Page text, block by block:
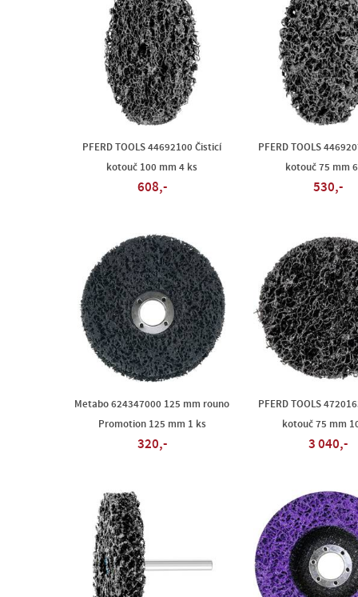
PFERD TOOLS 44692100 Čisticí
kotouč 100 mm 4 ks
608,-
PFERD TOOLS
kotouč 75 mm
530,-
Metabo 624347000 125 mm rouno
Promotion 125 mm 1 ks
320,-
PFERD TOOLS
kotouč 75 mm
3 040,-